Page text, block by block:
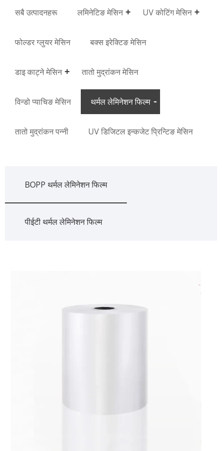
सबै उत्पादनहरू लमिनेटिङ मेसिन UV कोटिंग मेसिन
फोल्डर ग्लुयर मेसिन बक्स इरेक्टिङ मेसिन
डाइ काट्ने मेसिन तातो मुद्रांकन मेसिन
विन्डो प्याचिङ मेसिन थर्मल लेमिनेशन फिल्म
तातो मुद्रांकन पन्नी UV डिजिटल इन्कजेट प्रिन्टिङ मेसिन
BOPP थर्मल लेमिनेशन फिल्म
पीईटी थर्मल लेमिनेशन फिल्म